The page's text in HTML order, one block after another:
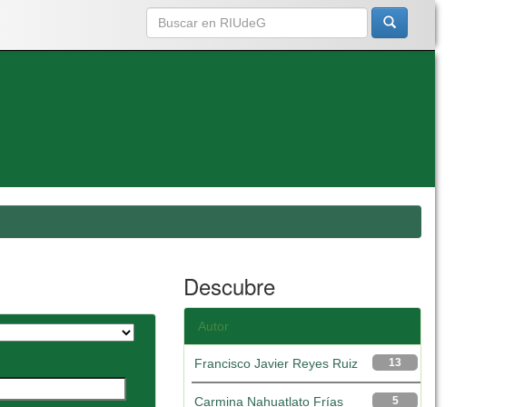
Descubre
Autor
13
Francisco Javier Reyes Ruiz
5
Carmina Nahuatlato Frías